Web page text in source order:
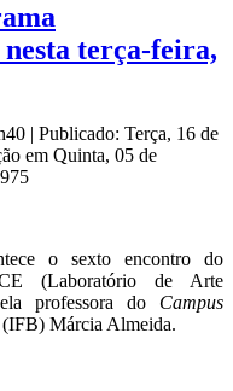
terça-feira,
| Publicado: Terça, 16 de
em Quinta, 05 de
o sexto encontro do
(Laboratório de Arte
professora do Campus
Márcia Almeida.